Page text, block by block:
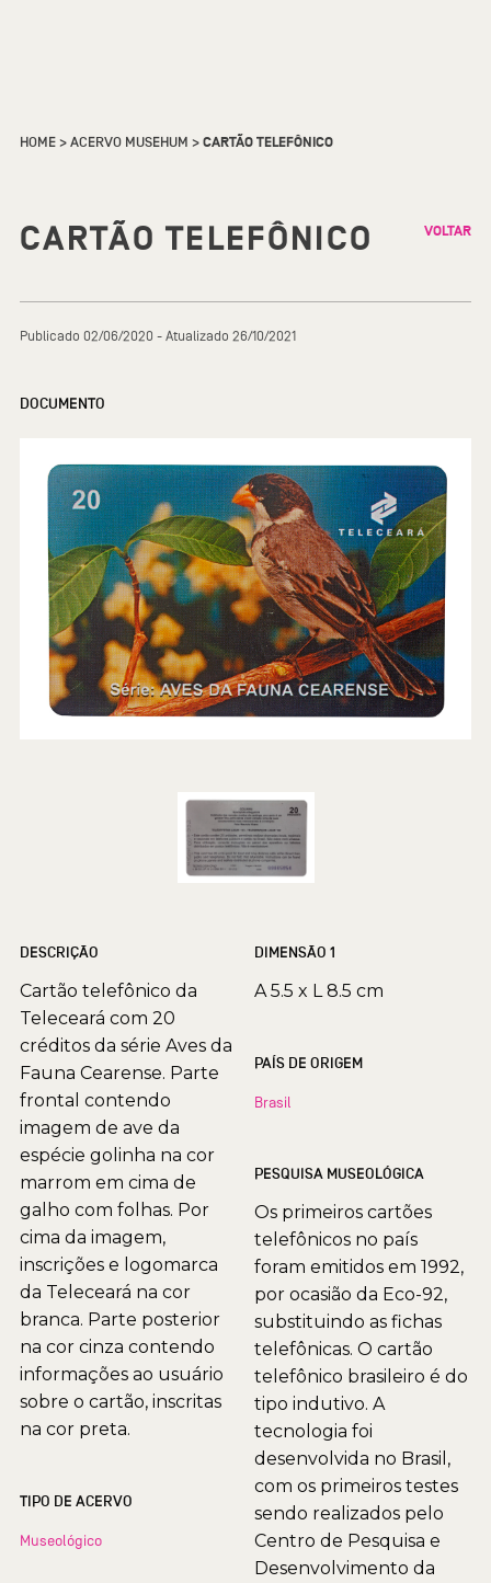
HOME>ACERVO MUSEHUM >CARTÃO TELEFÔNICO
CARTÃO TELEFÔNICO VOLTAR
Publicado 02/06/2020 - Atualizado 26/10/2021
DOCUMENTO
DESCRIÇÃO
Cartão telefônico da
Teleceará com 20
créditos da série Aves da
Fauna Cearense. Parte
frontal contendo
imagem de ave da
espécie golinha na cor
marrom em cima de
galho com folhas. Por
cima da imagem,
inscrições e logomarca
da Teleceará na cor
branca. Parte posterior
na cor cinza contendo
informações ao usuário
sobre o cartão, inscritas
na cor preta.
TIPO DE ACERVO
Museológico
DIMENSÃO 1
A 5.5 x L 8.5 cm
PAÍS DE ORIGEM
Brasil
PESQUISA MUSEOLÓGICA
Os primeiros cartões
telefônicos no país
foram emitidos em 1992,
por ocasião da Eco-92,
substituindo as fichas
telefônicas. O cartão
telefônico brasileiro é do
tipo indutivo. A
tecnologia foi
desenvolvida no Brasil,
com os primeiros testes
sendo realizados pelo
Centro de Pesquisa e
Desenvolvimento da